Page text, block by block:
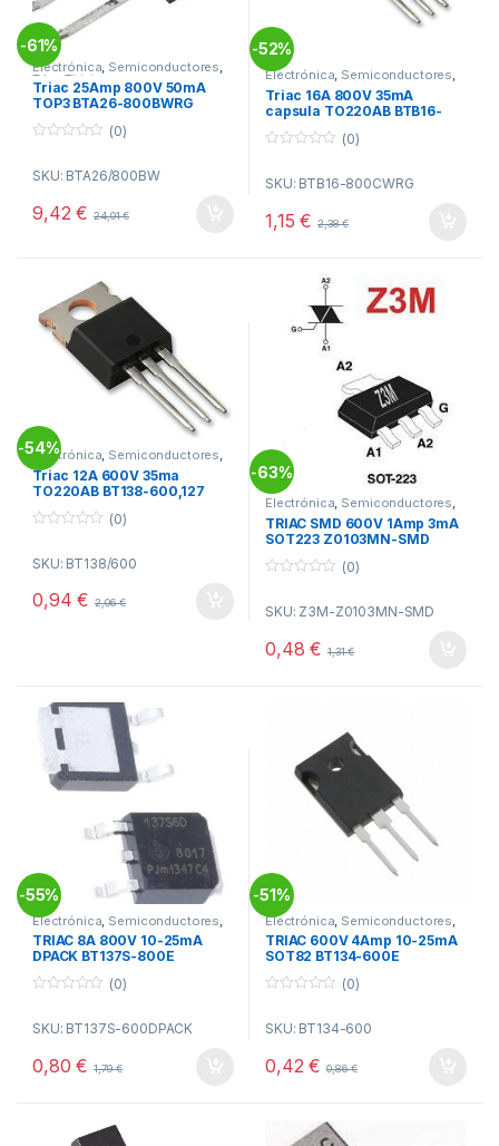
-61%
Electrónica, Semiconductores,
Triac Tiristores
Triac 25Amp 800V 50mA
TOP3 BTA26-800BWRG
u
f
(0)
SKU: BTA26/800BW
9,42€ 24,01€
-52%
Electrónica, Semiconductores,
Triac Tiristores
Triac 16A 800V 35mA
capsula TO220AB BTB16-
u
(0)
SKU: BTB16-800CWRG
1,15€ 2,38€
-54%
Electrónica Semiconductores
Triac Tiristores
Triac 12A 600V 35ma
TO220AB BT138-600,127
u
o
f
(0)
SKU: BT138/600
0,94€ 2,06€
-63%
Electrónica, Semiconductores,
Triac Tiristores
TRIAC SMD 600V 1Amp 3mA
SOT223 Z0103MN-SMD
u
f
(0)
SKU: Z3M-Z0103MN-SMD
0,48€ 1,31€
-55%
Electrónica Semiconductores
Triac Tiristores
TRIAC 8A 800V 10-25mA
DPACK BT137S-800E
u
o
f
(0)
SKU: BT137S-600DPACK
0,80€ 1,79€
-51%
Electrónica Semiconductores
Triac Tiristores
TRIAC 600V 4Amp 10-25mA
SOT82 BT134-600E
u
o
f
(0)
SKU: BT134-600
0,42€ 0,86€